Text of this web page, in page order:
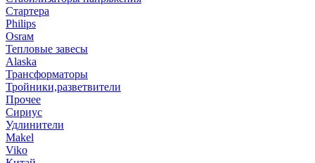
Стартера
Philips
Оsrам
Тепловые завесы
Alaska
Трансформаторы
Тройники,разветвители
Прочее
Сириус
Удлинители
Makel
Viko